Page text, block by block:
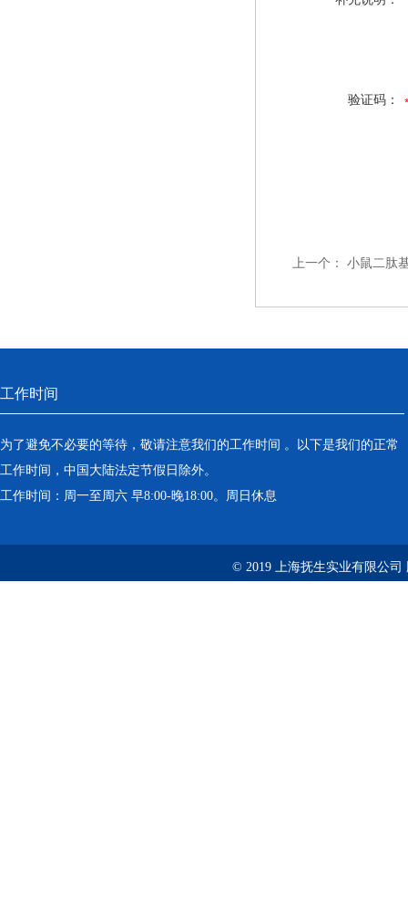
验证码：
上一个： 小鼠二肽
工作时间
为了避免不必要的等待，敬请注意我们的工作时间 。以下是我们的正常
工作时间，中国大陆法定节假日除外。
工作时间：周一至周六 早8:00-晚18:00。周日休息
© 2019 上海抚生实业有限公司